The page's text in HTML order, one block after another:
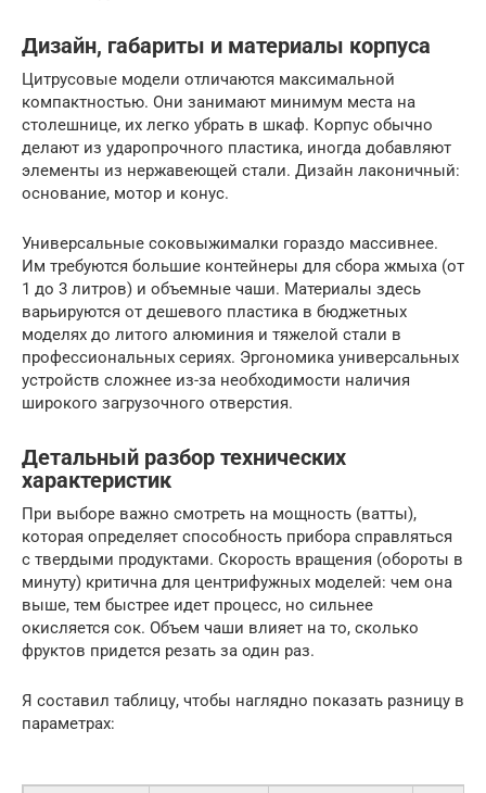
Дизайн, габариты и материалы корпуса
Цитрусовые модели отличаются максимальной
компактностью. Они занимают минимум места на
столешнице, их легко убрать в шкаф. Корпус обычно
делают из ударопрочного пластика, иногда добавляют
элементы из нержавеющей стали. Дизайн лаконичный:
основание, мотор и конус.
Универсальные соковыжималки гораздо массивнее.
Им требуются большие контейнеры для сбора жмыха (от
1 до 3 литров) и объемные чаши. Материалы здесь
варьируются от дешевого пластика в бюджетных
моделях до литого алюминия и тяжелой стали в
профессиональных сериях. Эргономика универсальных
устройств сложнее из-за необходимости наличия
широкого загрузочного отверстия.
Детальный разбор технических
характеристик
При выборе важно смотреть на мощность (ватты),
которая определяет способность прибора справляться
с твердыми продуктами. Скорость вращения (обороты в
минуту) критична для центрифужных моделей: чем она
выше, тем быстрее идет процесс, но сильнее
окисляется сок. Объем чаши влияет на то, сколько
фруктов придется резать за один раз.
Я составил таблицу, чтобы наглядно показать разницу в
параметрах: